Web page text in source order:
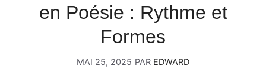
en Poésie : Rythme et
Formes
MAI 25, 2025 PAR EDWARD